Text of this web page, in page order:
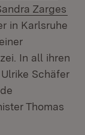
Zarges
in Karlsruhe
In all ihren
Schäfer
Thomas